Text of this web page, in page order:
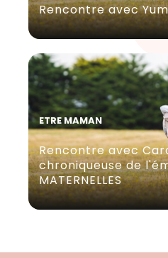
Rencontre avec
ETRE MAMAN
Rencontre avec
chroniqueuse de
MATERNELLES